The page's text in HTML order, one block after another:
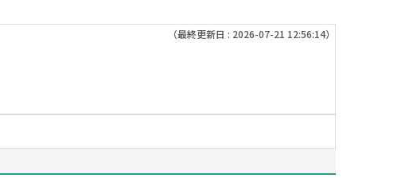
（最終更新日 : 2026-07-21 12:56:14）